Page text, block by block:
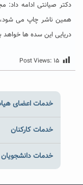
دکتر صیانتی ادامه داد:
همین ناشر چاپ می
دریایی این سده ها خواهد
Post Views: ۱۵
خدمات اعضای
خدمات کارکنان
خدمات دانشجویان